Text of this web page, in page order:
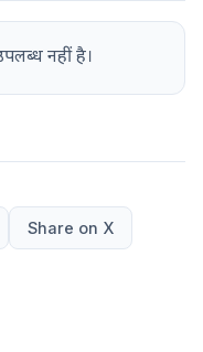
नहीं है।
Share on X